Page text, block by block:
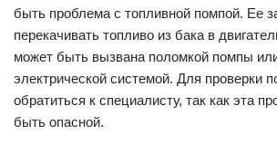
быть проблема с топливной помпой. Ее
перекачивать топливо из бака в
может быть вызвана поломкой помпы
электрической системой. Для проверки
обратиться к специалисту, так как эта
быть опасной.